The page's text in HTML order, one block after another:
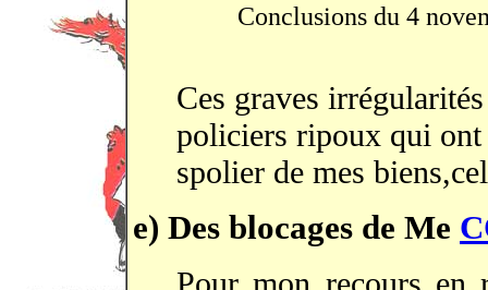
Conclusions du 4
Ces graves
policiers ripoux qui
spolier de mes
e) Des blocages de Me